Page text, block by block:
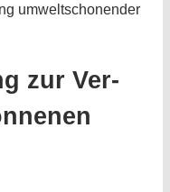
umweltschonender
zur Ver­